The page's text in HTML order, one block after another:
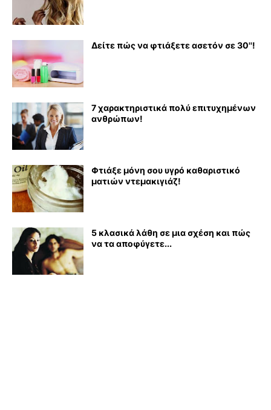
Δείτε πώς να φτιάξετε ασετόν σε 30''!
7 χαρακτηριστικά πολύ επιτυχημένων
ανθρώπων!
Φτιάξε μόνη σου υγρό καθαριστικό
ματιών ντεμακιγιάζ!
5 κλασικά λάθη σε μια σχέση και πώς
να τα αποφύγετε...